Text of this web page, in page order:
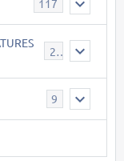
117
26
9